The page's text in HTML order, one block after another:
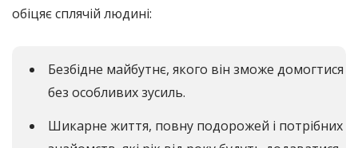
обіцяє сплячій людині:
Безбідне майбутнє, якого він зможе домогтися
без особливих зусиль.
Шикарне життя, повну подорожей і потрібних